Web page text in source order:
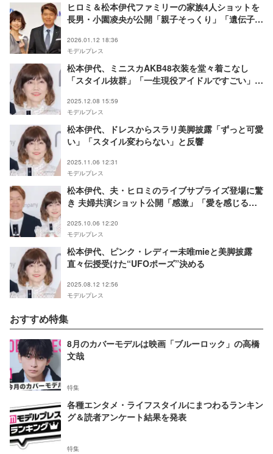
ヒロミ＆松本伊代ファミリーの家族4人ショットを
長男・小園凌央が公開「親子そっくり」「遺伝子最
2026.01.12 18:36
モデルプレス
松本伊代、ミニスカAKB48衣装を堂々着こなし
「スタイル抜群」「一生現役アイドルですごい」と
2025.12.08 15:59
モデルプレス
松本伊代、ドレスからスラリ美脚披露「ずっと可愛
い」「スタイル変わらない」と反響
2025.11.06 12:31
モデルプレス
松本伊代、夫・ヒロミのライブサプライズ登場に驚
き 夫婦共演ショット公開「感激」「愛を感じる」
2025.10.06 12:20
モデルプレス
松本伊代、ピンク・レディー未唯mieと美脚披露
直々伝授受けた“UFOポーズ”決める
2025.08.12 12:56
モデルプレス
おすすめ特集
8月のカバーモデルは映画「ブルーロック」の高橋
文哉
特集
各種エンタメ・ライフスタイルにまつわるランキン
グ＆読者アンケート結果を発表
特集